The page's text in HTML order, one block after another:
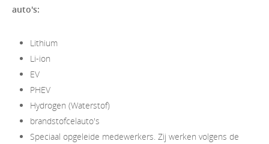
auto's:
Lithium
Li-ion
EV
PHEV
Hydrogen (Waterstof)
brandstofcelauto's
Speciaal opgeleide medewerkers. Zij werken volgens de